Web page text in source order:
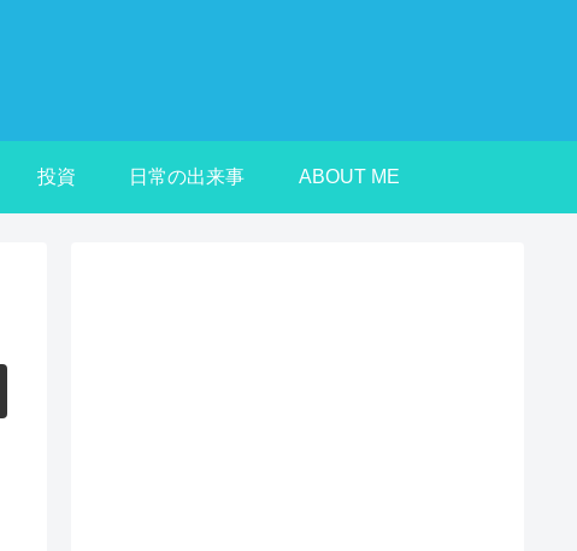
投資 日常の出来事 ABOUT ME